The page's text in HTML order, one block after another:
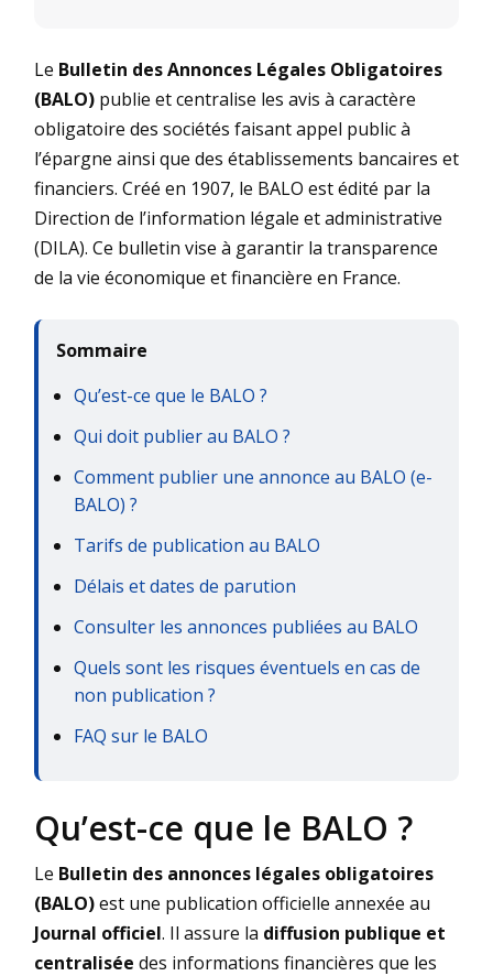
Le Bulletin des Annonces Légales Obligatoires
(BALO) publie et centralise les avis à caractère
obligatoire des sociétés faisant appel public à
l’épargne ainsi que des établissements bancaires et
financiers. Créé en 1907, le BALO est édité par la
Direction de l’information légale et administrative
(DILA). Ce bulletin vise à garantir la transparence
de la vie économique et financière en France.
Sommaire
Qu’est-ce que le BALO ?
Qui doit publier au BALO ?
Comment publier une annonce au BALO (e-
BALO) ?
Tarifs de publication au BALO
Délais et dates de parution
Consulter les annonces publiées au BALO
Quels sont les risques éventuels en cas de
non publication ?
FAQ sur le BALO
Qu’est-ce que le BALO ?
Le Bulletin des annonces légales obligatoires
(BALO)est une publication officielle annexée au
Journal officiel. Il assure la diffusion publique et
centralisée des informations financières que les